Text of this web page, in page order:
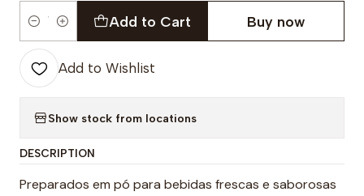
Quantity
Add to Cart Buy now
Add to Wishlist
Show stock from locations
DESCRIPTION
Preparados em pó para bebidas frescas e saborosas